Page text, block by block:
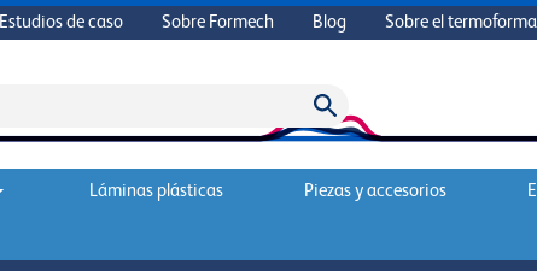
Estudios de caso Sobre Formech Blog Sobre el
Láminas plásticas Piezas y accesorios